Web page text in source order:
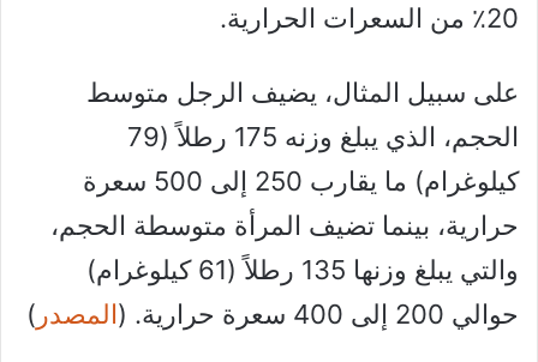
20٪ من السعرات الحرارية.
على سبيل المثال، يضيف الرجل متوسط ​​
الحجم، الذي يبلغ وزنه 175 رطلاً (79
كيلوغرام) ما يقارب 250 إلى 500 سعرة
حرارية، بينما تضيف المرأة متوسطة الحجم،
والتي يبلغ وزنها 135 رطلاً (61 كيلوغرام)
حوالي 200 إلى 400 سعرة حرارية. (
المصدر )